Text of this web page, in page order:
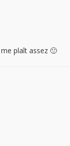
plaît assez 🙂